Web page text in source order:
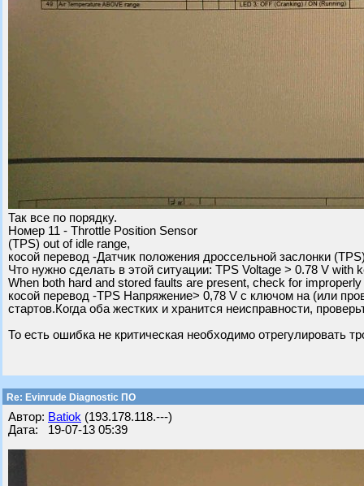
Так все по порядку.
Номер 11 - Throttle Position Sensor
(TPS) out of idle range,
косой перевод -Датчик положения дроссельной заслонки
Что нужно сделать в этой ситуации: TPS Voltage > 0.78 V
When both hard and stored faults are present, check for
косой перевод -TPS Напряжение> 0,78 V с ключом на (или
стартов.Когда оба жестких и хранится неисправности,
То есть ошибка не критическая необходимо отрегулировать
Re: Evinrude Diagnostic ПО
Автор: Batiok (193.178.118.---)
Дата: 19-07-13 05:39